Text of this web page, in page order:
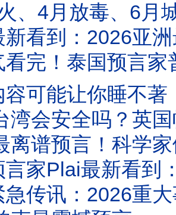
城市危机、8月三位领导人同时被点到出大事！11 月更多“
洲最大国家大丧逼近！中共风水失灵，习近平转运失败！
言家普莱2026全部预言：赤马年最旺生肖是谁？哪个
！菲律宾灵媒惊爆2026年三位领袖将死！亚洲一国半壁江山被
英国帕克＋泰国普莱预言惊人一致！张又侠命盘曝光，
学家们同时警告：2026年8月12日末日灾难！11月26
：2026前三个月最危险！C国＋T国要开战？全球经济正式失
大事故将撼动中国，你也可能被牵连？朦胧说出：U盘证据